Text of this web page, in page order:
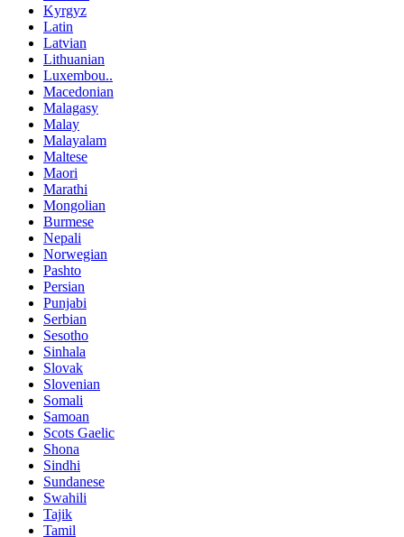
Kyrgyz
Latin
Latvian
Lithuanian
Luxembou..
Macedonian
Malagasy
Malay
Malayalam
Maltese
Maori
Marathi
Mongolian
Burmese
Nepali
Norwegian
Pashto
Persian
Punjabi
Serbian
Sesotho
Sinhala
Slovak
Slovenian
Somali
Samoan
Scots Gaelic
Shona
Sindhi
Sundanese
Swahili
Tajik
Tamil